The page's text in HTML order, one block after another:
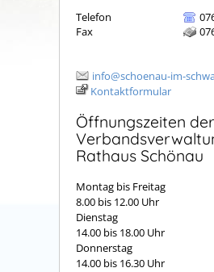
Telefon
Fax
info@schoenau-im-
Kontaktformular
Öffnungszeiten der
Rathaus Schönau
Montag bis Freitag
8.00 bis 12.00 Uhr
Dienstag
14.00 bis 18.00 Uhr
Donnerstag
14.00 bis 16.30 Uhr